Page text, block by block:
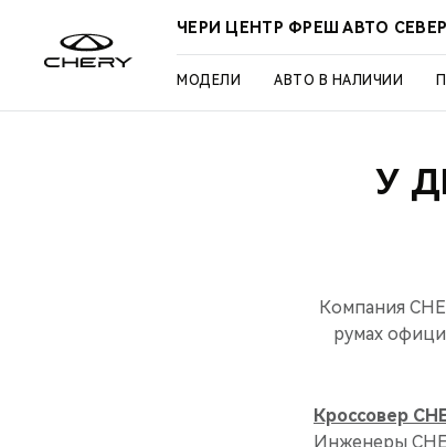
ЧЕРИ ЦЕНТР ФРЕШ АВТО СЕВЕР
МОДЕЛИ АВТО В НАЛИЧИИ
У
Компания
румах
Кроссовер
Инженеры